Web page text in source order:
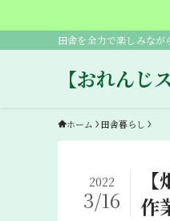
田舎を全力で楽しみなが
【おれんじ
ホーム 田舎暮らし
作
2022
3/16